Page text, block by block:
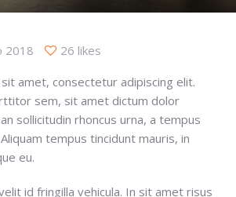
2018
26 likes
amet, consectetur adipiscing elit.
sem, sit amet dictum dolor
sollicitudin rhoncus urna, a tempus
tempus tincidunt mauris, in
eu.
id fringilla vehicula. In sit amet risus